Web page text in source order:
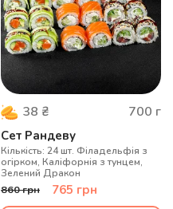
38 ₴ 700 г
Сет Рандеву
Кількість: 24 шт. Філадельфія з
огірком, Каліфорнія з тунцем,
Зелений Дракон
860грн 765 грн